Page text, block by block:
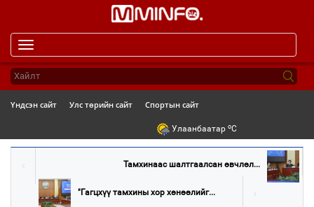
navigation
Үндсэн сайт Улс төрийн сайт Спортын сайт
Улаанбаатар oC
Тамхинаас шалтгаалсан өвчлөл...
"Гагцхүү тамхины хор хөнөөлийг...